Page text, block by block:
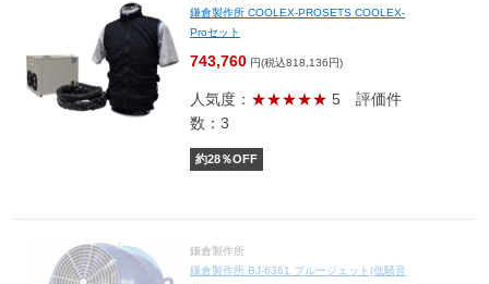
鎌倉製作所 COOLEX-PROSETS COOLEX-
Proセット
743,760 円(税込818,136円)
人気度： ★★★★★ 5 評価件
数：3
約28％OFF
鎌倉製作所
鎌倉製作所 BJ-6361 ブルージェット(低騒音